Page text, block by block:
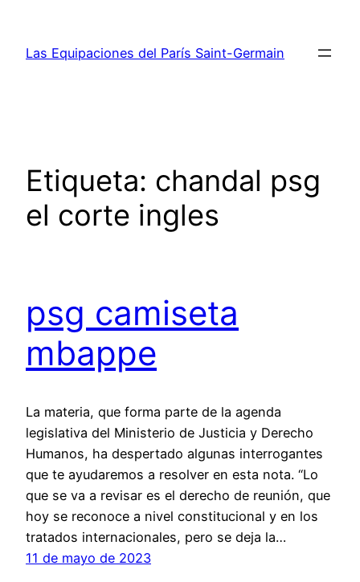
contenido
Las Equipaciones del París Saint-Germain
Etiqueta: chandal psg
el corte ingles
psg camiseta
mbappe
La materia, que forma parte de la agenda
legislativa del Ministerio de Justicia y Derecho
Humanos, ha despertado algunas interrogantes
que te ayudaremos a resolver en esta nota. “Lo
que se va a revisar es el derecho de reunión, que
hoy se reconoce a nivel constitucional y en los
tratados internacionales, pero se deja la…
11 de mayo de 2023